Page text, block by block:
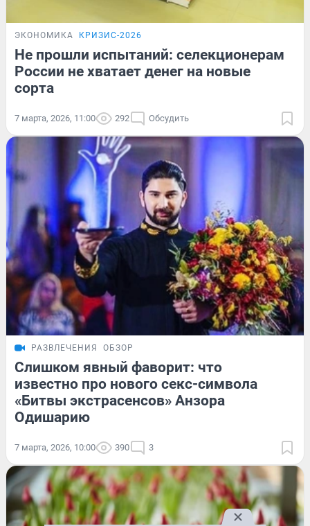
ЭКОНОМИКА КРИЗИС-2026
Не прошли испытаний: селекционерам
России не хватает денег на новые
сорта
7 марта, 2026, 11:00 292 Обсудить
РАЗВЛЕЧЕНИЯ ОБЗОР
Слишком явный фаворит: что
известно про нового секс-символа
«Битвы экстрасенсов» Анзора
Одишарию
7 марта, 2026, 10:00 390 3